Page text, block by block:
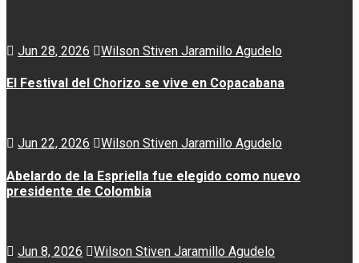
Jun 28, 2026 Wilson Stiven Jaramillo Agudelo
El Festival del Chorizo se vive en Copacabana
Jun 22, 2026 Wilson Stiven Jaramillo Agudelo
Abelardo de la Espriella fue elegido como nuevo
presidente de Colombia
Jun 8, 2026 Wilson Stiven Jaramillo Agudelo